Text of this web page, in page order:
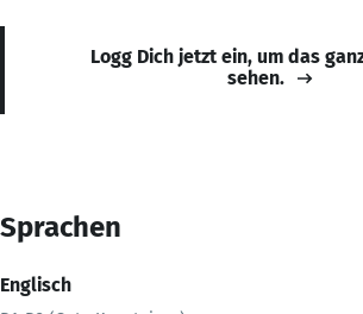
Logg Dich jetzt ein, um das
sehen.
Sprachen
Englisch